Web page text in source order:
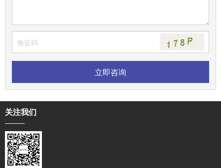
立即咨询
关注我们